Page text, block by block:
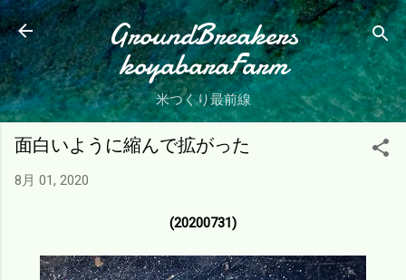
スキップしてメイン コンテンツに移動
GroundBreakers
koyabaraFarm
米つくり最前線
面白いように縮んで拡がった
8月 01, 2020
(20200731)